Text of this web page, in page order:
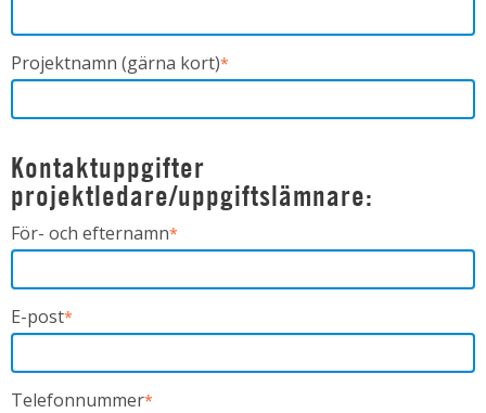
Projektnamn (gärna kort)*
Kontaktuppgifter
projektledare/uppgiftslämnare:
För- och efternamn*
E-post*
Telefonnummer*